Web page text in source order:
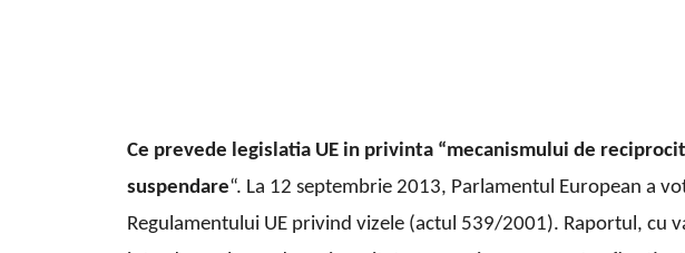
Ce prevede legislatia UE in privinta “mecanismului de
suspendare“. La 12 septembrie 2013, Parlamentul European a
Regulamentului UE privind vizele (actul 539/2001). Raportul, cu